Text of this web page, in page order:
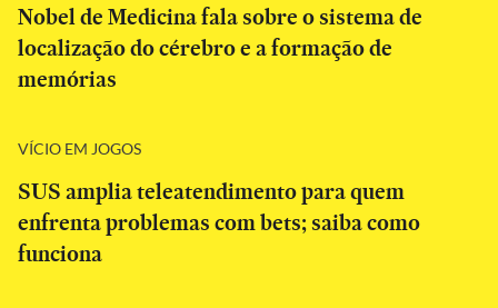
Nobel de Medicina fala sobre o sistema de
localização do cérebro e a formação de
memórias
VÍCIO EM JOGOS
SUS amplia teleatendimento para quem
enfrenta problemas com bets; saiba como
funciona